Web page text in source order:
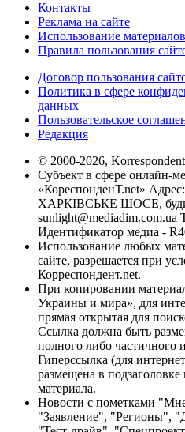
Контакты
Реклама на сайте
Использование
Правила пользования
Договор пользования
Политика в сфере
данных
Пользовательское
Редакция
© 2000-2026,
Субъект в сфере онлайн-
«КореспонденТ.net»
ХАРКІВСЬКЕ ШОСЕ,
sunlight@mediadim.com.ua
Идентификатор медиа -
Использование любых
сайте, разрешается при
Корреспондент.net.
При копировании
Украины и мира», для
прямая открытая для
Ссылка должна быть
полного либо частичного
Гиперссылка (для
размещена в
материала.
Новости с пометками
"Заявление", "Регионы",